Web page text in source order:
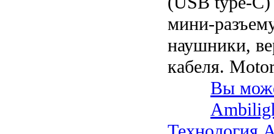
мини-
наушники,
кабеля.
Вы